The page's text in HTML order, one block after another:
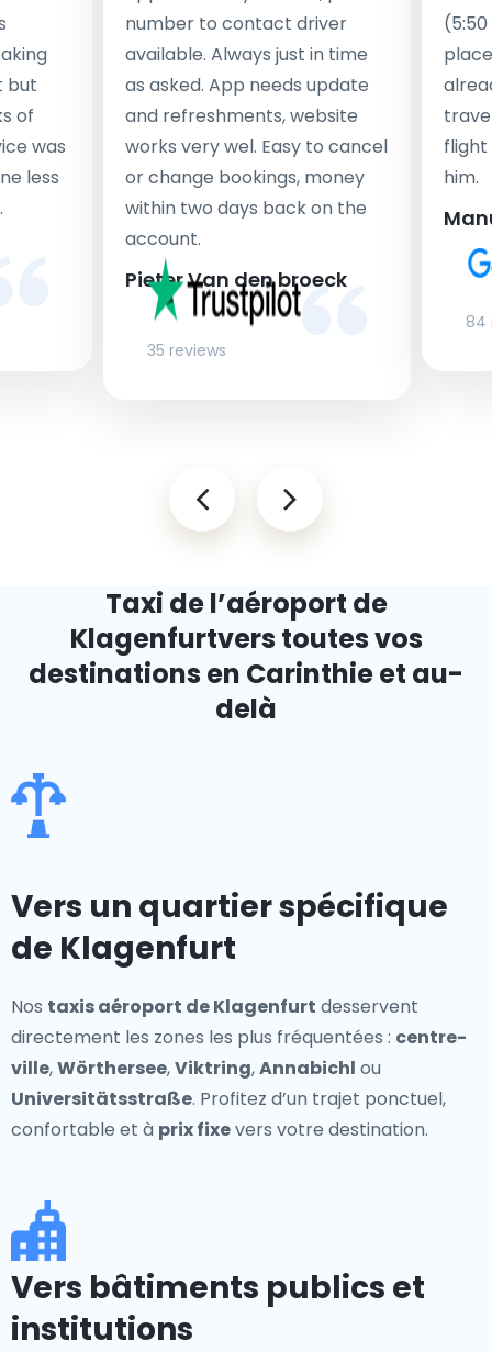
but
of
was
less
number to contact driver
available. Always just in time
as asked. App needs update
and refreshments, website
works very wel. Easy to cancel
or change bookings, money
within two days back on the
account.
Pieter Van den broeck
35 reviews
flight
him.
84
Taxi de l’aéroport de
Klagenfurtvers toutes vos
destinations en Carinthie et au-
delà
Vers un quartier spécifique
de Klagenfurt
Nos taxis aéroport de Klagenfurt desservent
directement les zones les plus fréquentées : centre-
ville,Wörthersee,Viktring,Annabichl ou
Universitätsstraße. Profitez d’un trajet ponctuel,
confortable et à prix fixevers votre destination.
Vers bâtiments publics et
institutions